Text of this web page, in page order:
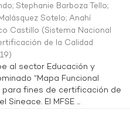
; Stephanie Barboza Tello;
Sotelo; Anahí
Castillo (Sistema Nacional
de la Calidad
)
al sector Educación y
“Mapa Funcional
para fines de certificación de
El MFSE ...